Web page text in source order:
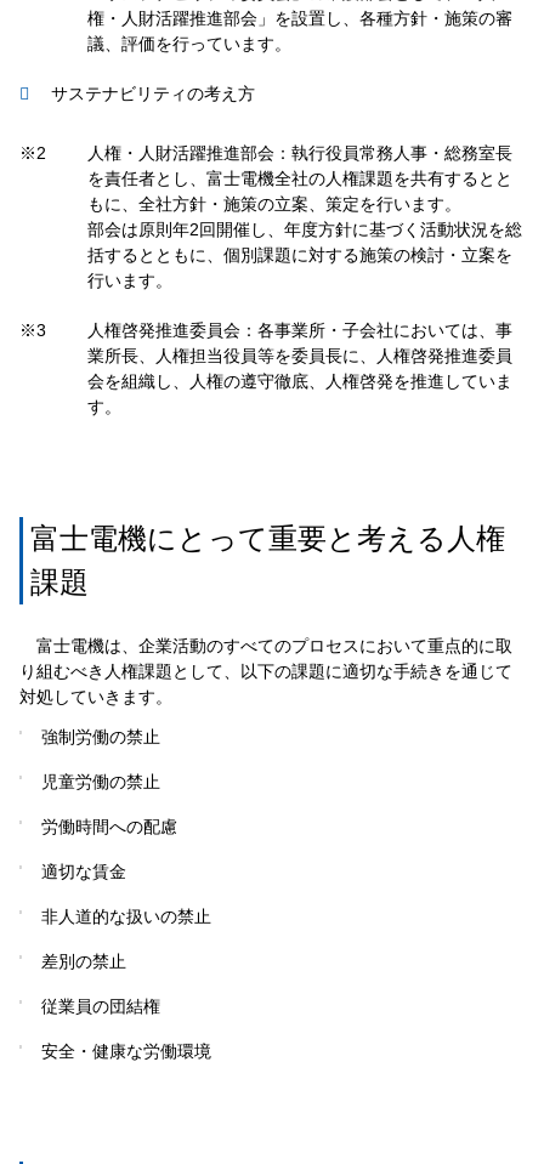
権・人財活躍推進部会」を設置し、各種方針・施策の審
議、評価を行っています。
サステナビリティの考え方
※2
人権・人財活躍推進部会：執行役員常務人事・総務室長
を責任者とし、富士電機全社の人権課題を共有するとと
もに、全社方針・施策の立案、策定を行います。
部会は原則年2回開催し、年度方針に基づく活動状況を総
括するとともに、個別課題に対する施策の検討・立案を
行います。
※3
人権啓発推進委員会：各事業所・子会社においては、事
業所長、人権担当役員等を委員長に、人権啓発推進委員
会を組織し、人権の遵守徹底、人権啓発を推進していま
す。
富士電機にとって重要と考える人権
課題
富士電機は、企業活動のすべてのプロセスにおいて重点的に取
り組むべき人権課題として、以下の課題に適切な手続きを通じて
対処していきます。
強制労働の禁止
児童労働の禁止
労働時間への配慮
適切な賃金
非人道的な扱いの禁止
差別の禁止
従業員の団結権
安全・健康な労働環境